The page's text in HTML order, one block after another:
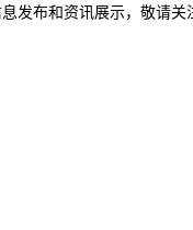
发布和资讯展示，敬请关